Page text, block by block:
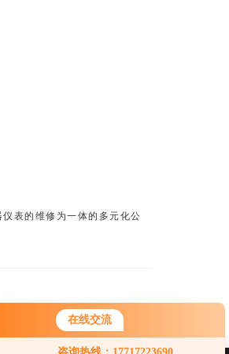
在线交流
您好！欢迎前来咨询，很高兴为您
表的维修为一体的多元化公